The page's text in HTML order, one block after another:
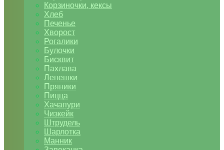
Корзиночки, кексы
Хлеб
Печенье
Хворост
Рогалики
Булочки
Бисквит
Пахлава
Лепешки
Пряники
Пицца
Хачапури
Чизкейк
Штрудель
Шарлотка
Манник